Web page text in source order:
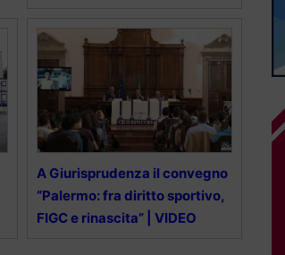
A Giurisprudenza il convegno
“Palermo: fra diritto sportivo,
FIGC e rinascita” | VIDEO